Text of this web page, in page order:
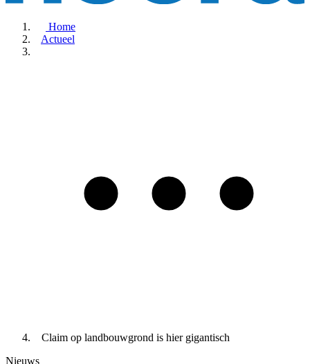
Home
Actueel
Claim op landbouwgrond is hier gigantisch
Nieuws